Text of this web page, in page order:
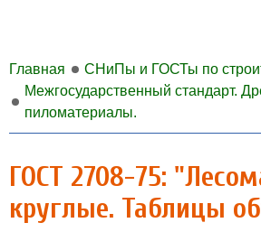
Главная
СНиПы и ГОСТы по
Межгосударственный стандарт.
пиломатериалы.
ГОСТ 2708-75:
круглые. Таблицы